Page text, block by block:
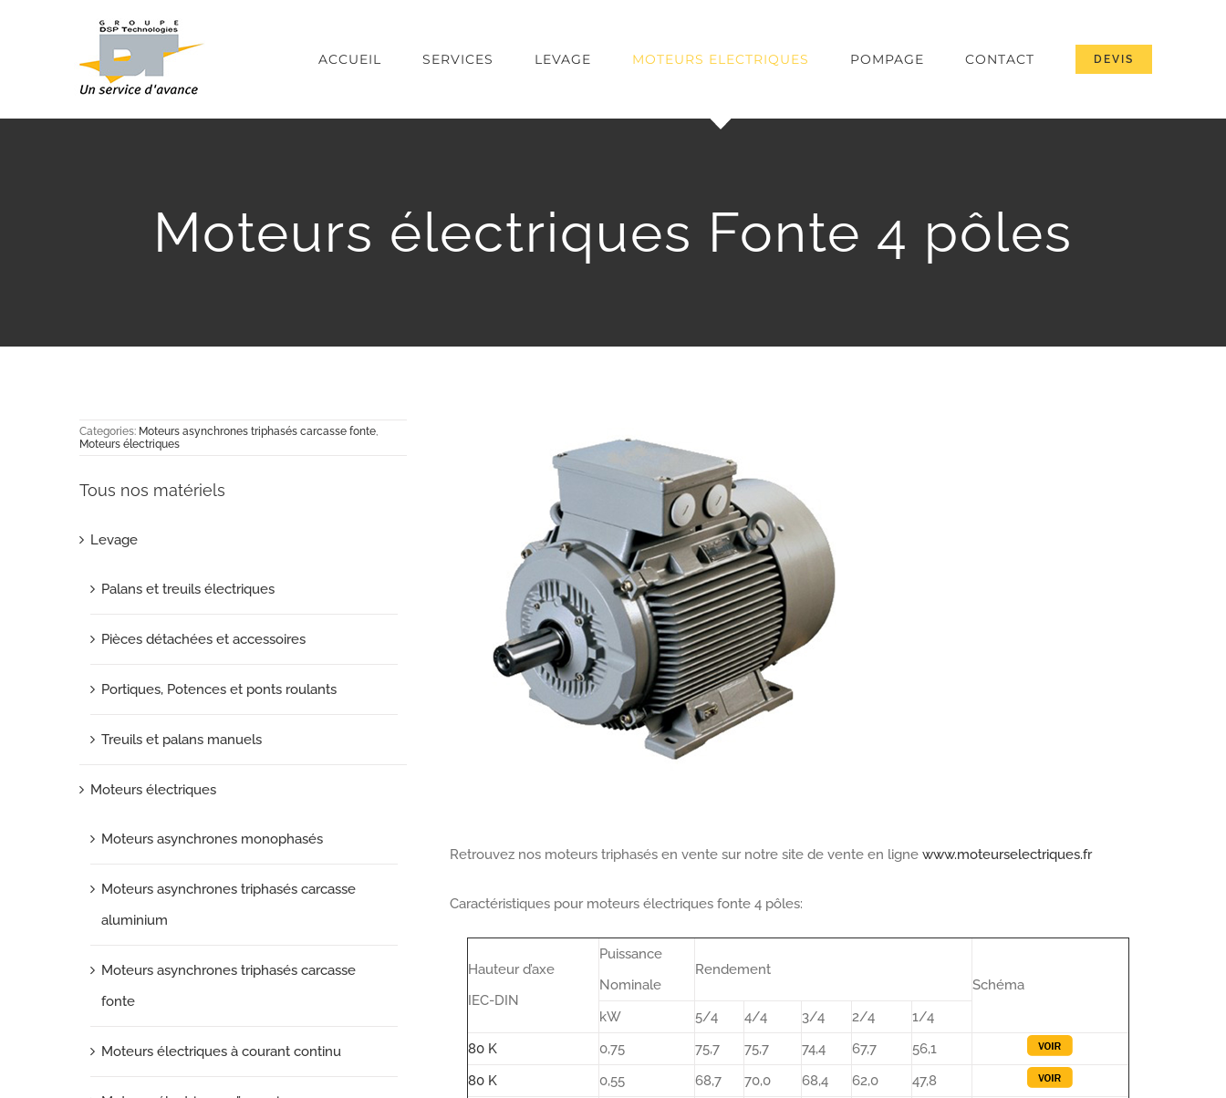
ACCUEIL SERVICES LEVAGE MOTEURS ELECTRIQUES POMPAGE CONTACT DEVIS
Moteurs électriques Fonte 4 pôles
Categories: Moteurs asynchrones triphasés carcasse fonte,
Moteurs électriques
Tous nos matériels
Levage
Palans et treuils électriques
Pièces détachées et accessoires
Portiques, Potences et ponts roulants
Treuils et palans manuels
Moteurs électriques
Moteurs asynchrones monophasés
Moteurs asynchrones triphasés carcasse
aluminium
Moteurs asynchrones triphasés carcasse
fonte
Moteurs électriques à courant continu
Retrouvez nos moteurs triphasés en vente sur notre site de vente en ligne www.moteurselectriques.fr
Caractéristiques pour moteurs électriques fonte 4 pôles:
Hauteur d’axe
IEC-DIN
Puissance
Nominale
Rendement
Schéma
kW
5/4 4/4 3/4 2/4
1/4
80 K
0,75 75,7 75,7 74,4 67,7
56,1
80 K
0,55 68,7 70,0 68,4 62,0
47,8